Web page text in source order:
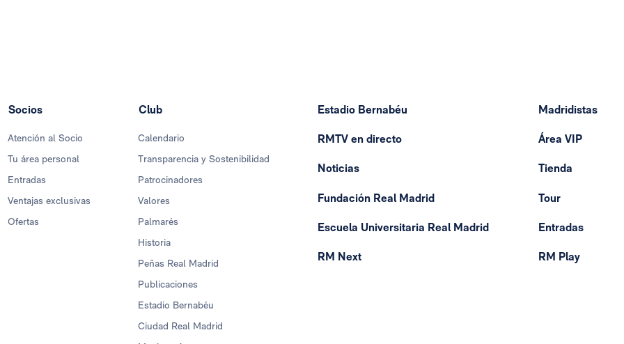
Socios
Atención al Socio
Tu área personal
Entradas
Ventajas exclusivas
Ofertas
Club
Calendario
Transparencia y Sostenibilidad
Patrocinadores
Valores
Palmarés
Historia
Peñas Real Madrid
Publicaciones
Estadio Bernabéu
Ciudad Real Madrid
Estadio Bernabéu
RMTV en directo
Noticias
Fundación Real Madrid
Escuela Universitaria Real Madrid
RM Next
Madridistas
Área VIP
Tienda
Tour
Entradas
RM Play